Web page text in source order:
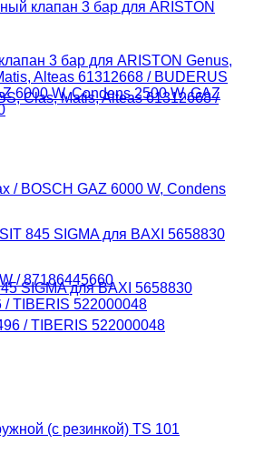
3 бар для ARISTON Genus,
Alteas 61312668 / BUDERUS
6000 W, Condens 2500 W, GAZ
SIGMA для BAXI 5658830
/ TIBERIS 522000048